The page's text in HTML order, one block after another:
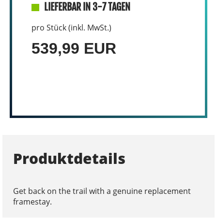
LIEFERBAR IN 3-7 TAGEN
pro Stück (inkl. MwSt.)
539,99 EUR
Produktdetails
Get back on the trail with a genuine replacement
framestay.